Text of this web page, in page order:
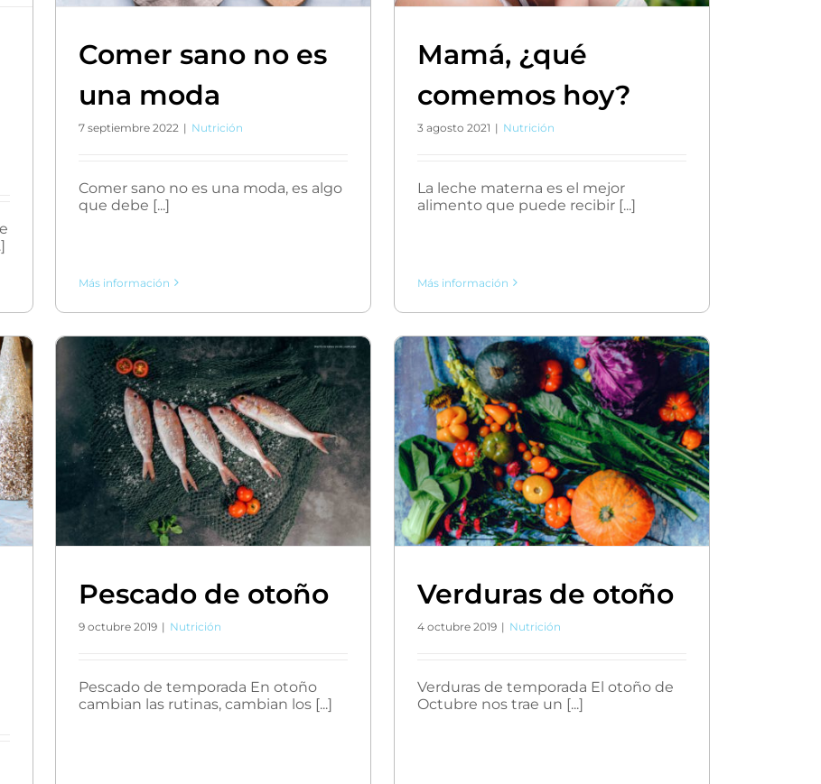
Comer sano no es
una moda
7 septiembre 2022 | Nutrición
Comer sano no es una moda, es algo
que debe [...]
Más información
Mamá, ¿qué
comemos hoy?
3 agosto 2021 | Nutrición
La leche materna es el mejor
alimento que puede recibir [...]
Más información
Pescado de otoño
9 octubre 2019 | Nutrición
Pescado de temporada En otoño
cambian las rutinas, cambian los [...]
Verduras de otoño
4 octubre 2019 | Nutrición
Verduras de temporada El otoño de
Octubre nos trae un [...]